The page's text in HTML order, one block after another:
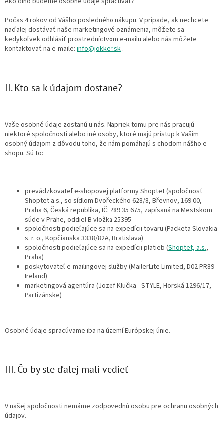
Počas 4 rokov od Vášho posledného nákupu. V prípade, ak nechcete
naďalej dostávať naše marketingové oznámenia, môžete sa
kedykoľvek odhlásiť prostredníctvom e-mailu alebo nás môžete
kontaktovať na e-maile: info@jokker.sk .
II. Kto sa k údajom dostane?
Vaše osobné údaje zostanú u nás. Napriek tomu pre nás pracujú
niektoré spoločnosti alebo iné osoby, ktoré majú prístup k Vašim
osobný údajom z dôvodu toho, že nám pomáhajú s chodom nášho e-
shopu. Sú to:
prevádzkovateľ e-shopovej platformy Shoptet (spoločnosť
Shoptet a.s., so sídlom Dvořeckého 628/8, Břevnov, 169 00,
Praha 6, Česká republika, IČ: 289 35 675, zapísaná na Mestskom
súde v Prahe, oddiel B vložka 25395
spoločnosti podieľajúce sa na expedícii tovaru (Packeta Slovakia
s. r. o., Kopčianska 3338/82A, Bratislava)
spoločnosti podieľajúce sa na expedícii platieb (Shoptet, a.s.,
Praha)
poskytovateľ e-mailingovej služby (MailerLite Limited, D02 PR89
Ireland)
marketingová agentúra (Jozef Klučka - STYLE, Horská 1296/17,
Partizánske)
Osobné údaje spracúvame iba na území Európskej únie.
III. Čo by ste ďalej mali vedieť
V našej spoločnosti nemáme zodpovednú osobu pre ochranu osobných
údajov.